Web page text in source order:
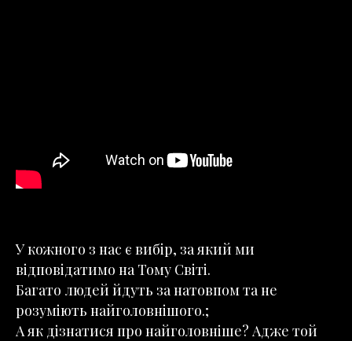
У кожного з нас є вибір, за який ми
відповідатимо на Тому Світі.
Багато людей йдуть за натовпом та не
розуміють найголовнішого.;
А як дізнатися про найголовніше? Адже той